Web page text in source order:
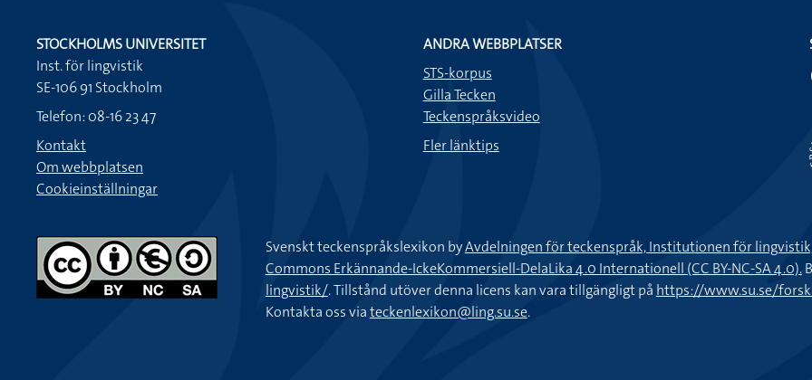
STOCKHOLMS UNIVERSITET
Inst. för lingvistik
SE-106 91 Stockholm
Telefon: 08-16 23 47
Kontakt
Om webbplatsen
Cookieinställningar
ANDRA WEBBPLATSER
STS-korpus
Gilla Tecken
Teckenspråksvideo
Fler länktips
Svenskt teckenspråkslexikon byAvdelningen för teckenspråk, Institutionen för
Commons Erkännande-IckeKommersiell-DelaLika 4.0 Internationell (CC BY-NC-SA 4.0).
lingvistik/. Tillstånd utöver denna licens kan vara tillgängligt på https://www.su.se/
Kontakta oss viateckenlexikon@ling.su.se.